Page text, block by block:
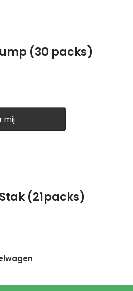
(30 packs)
mij
(21packs)